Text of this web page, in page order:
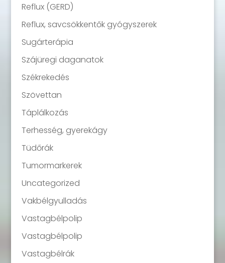
Reflux (GERD)
Reflux, savcsökkentők gyógyszerek
Sugárterápia
Szájüregi daganatok
Székrekedés
Szövettan
Táplálkozás
Terhesség, gyerekágy
Tüdőrák
Tumormarkerek
Uncategorized
Vakbélgyulladás
Vastagbélpolip
Vastagbélpolip
Vastagbélrák